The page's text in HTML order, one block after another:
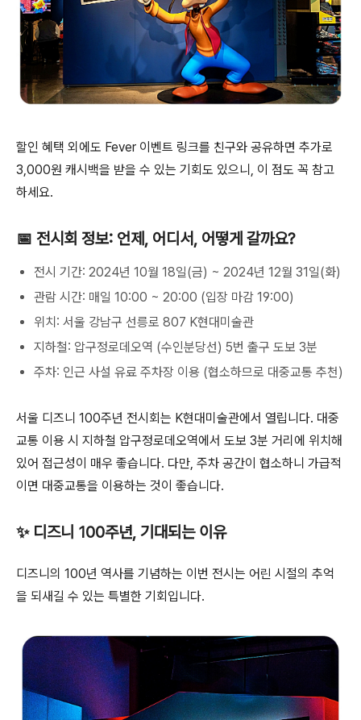
할인 혜택 외에도 Fever 이벤트 링크를 친구와 공유하면 추가로
3,000원 캐시백을 받을 수 있는 기회도 있으니, 이 점도 꼭 참고
하세요.
📅 전시회 정보: 언제, 어디서, 어떻게 갈까요?
전시 기간: 2024년 10월 18일(금) ~ 2024년 12월 31일(화)
관람 시간: 매일 10:00 ~ 20:00 (입장 마감 19:00)
위치: 서울 강남구 선릉로 807 K현대미술관
지하철: 압구정로데오역 (수인분당선) 5번 출구 도보 3분
주차: 인근 사설 유료 주차장 이용 (협소하므로 대중교통 추천)
서울 디즈니 100주년 전시회는 K현대미술관에서 열립니다. 대중
교통 이용 시 지하철 압구정로데오역에서 도보 3분 거리에 위치해
있어 접근성이 매우 좋습니다. 다만, 주차 공간이 협소하니 가급적
이면 대중교통을 이용하는 것이 좋습니다.
✨ 디즈니 100주년, 기대되는 이유
디즈니의 100년 역사를 기념하는 이번 전시는 어린 시절의 추억
을 되새길 수 있는 특별한 기회입니다.